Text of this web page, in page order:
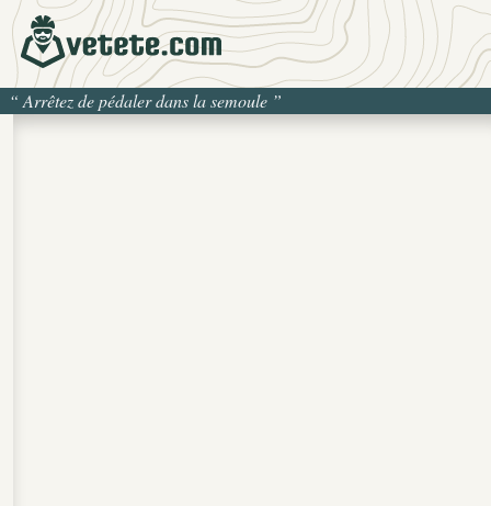
“ Arrêtez de pédaler dans la semoule ”